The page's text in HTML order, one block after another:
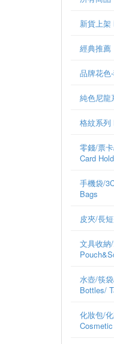
新貨上架
經典推薦
品牌花色
純色尼龍
格紋系列
零錢/票
Card
手機袋/
Bags
皮夾/長
文具收納
水壺/筷
Bottles/
化妝包/